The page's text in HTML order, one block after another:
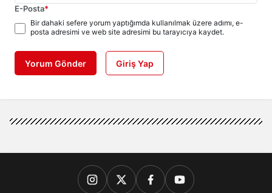
E-Posta*
Bir dahaki sefere yorum yaptığımda kullanılmak üzere adımı, e-
posta adresimi ve web site adresimi bu tarayıcıya kaydet.
Yorum Gönder Giriş Yap